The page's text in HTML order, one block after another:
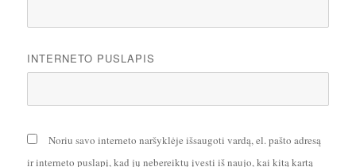
INTERNETO PUSLAPIS
Noriu savo interneto naršyklėje išsaugoti vardą, el. pašto adresą
ir interneto puslapį, kad jų nebereiktų įvesti iš naujo, kai kitą kartą